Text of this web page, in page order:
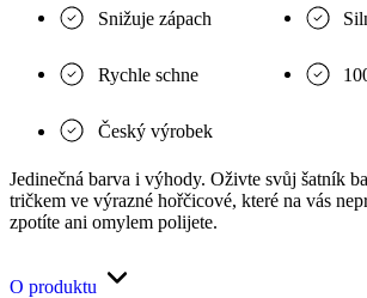
Snižuje zápach
Rychle schne
Český výrobek
Jedinečná barva i výhody. Oživte svůj šatník
tričkem ve výrazné hořčicové, které na vás
zpotíte ani omylem polijete.
O produktu